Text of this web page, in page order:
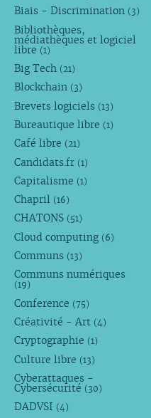
Biais - Discrimination (3)
Bibliothèques,
médiathèques et logiciel
libre (1)
Big Tech (21)
Blockchain (3)
Brevets logiciels (13)
Bureautique libre (1)
Café libre (21)
Candidats.fr (1)
Capitalisme (1)
Chapril (16)
CHATONS (51)
Cloud computing (6)
Communs (13)
Communs numériques
(19)
Conference (75)
Créativité - Art (4)
Cryptographie (1)
Culture libre (13)
Cyberattaques -
Cybersécurité (30)
DADVSI (4)